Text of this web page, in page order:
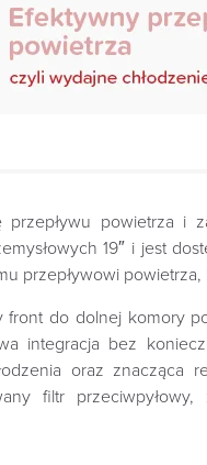
powietrza i
19″ i jest
przepływowi
do dolnej komory
integracja bez
oraz znacząca
filtr